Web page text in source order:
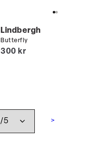
Lindbergh
Butterfly
I alt (inkl. rabat)
300 kr